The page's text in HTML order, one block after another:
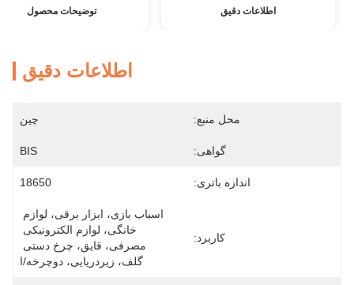
اطلاعات دقیق توضیحات محصول
اطلاعات دقیق
محل منبع: چین
گواهی: BIS
اندازه باتری: 18650
کاربرد:
گلف، زیردریایی، دوچرخه/ا